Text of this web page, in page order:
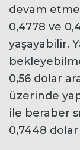
devam
0,4778 ve
yaşayabilir.
0,56 dolar
üzerinde
ile beraber
0,7448